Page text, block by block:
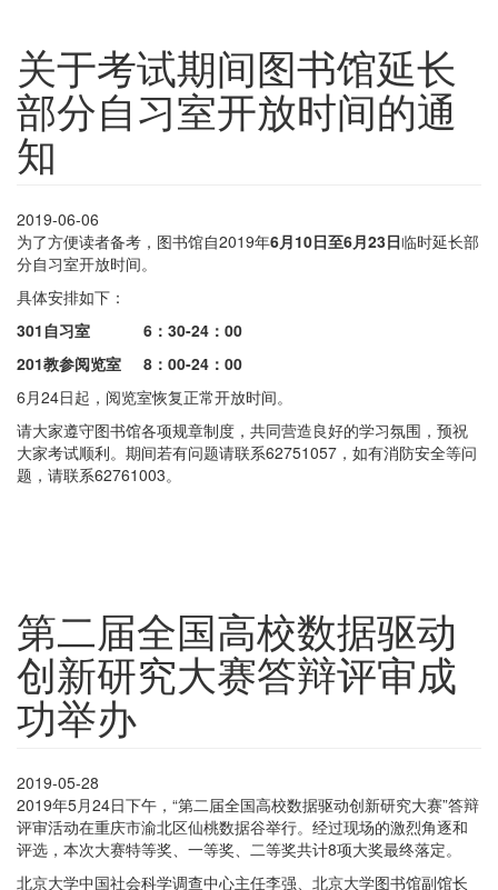
关于考试期间图书馆延长
部分自习室开放时间的通
知
2019-06-06
为了方便读者备考，图书馆自2019年6月10日至6月23日临时延长部
分自习室开放时间。
具体安排如下：
301 自习室 6：30-24：00
201教参阅览室 8：00-24：00
6月24日起，阅览室恢复正常开放时间。
请大家遵守图书馆各项规章制度，共同营造良好的学习氛围，预祝
大家考试顺利。期间若有问题请联系62751057，如有消防安全等问
题，请联系62761003。
第二届全国高校数据驱动
创新研究大赛答辩评审成
功举办
2019-05-28
2019年5月24日下午，“第二届全国高校数据驱动创新研究大赛”答辩
评审活动在重庆市渝北区仙桃数据谷举行。经过现场的激烈角逐和
评选，本次大赛特等奖、一等奖、二等奖共计8项大奖最终落定。
北京大学中国社会科学调查中心主任李强、北京大学图书馆副馆长